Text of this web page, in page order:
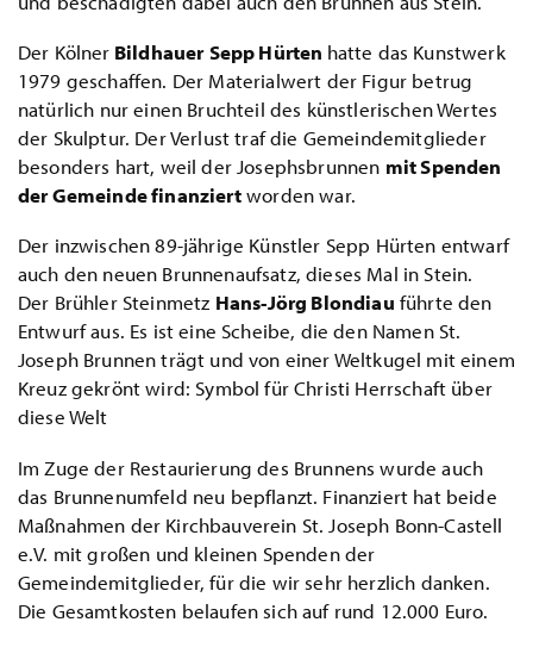
Der Kölner Bildhauer Sepp Hürten hatte das Kunstwerk
1979 geschaffen. Der Materialwert der Figur betrug
natürlich nur einen Bruchteil des künstlerischen Wertes
der Skulptur. Der Verlust traf die Gemeindemitglieder
besonders hart, weil der Josephsbrunnen mit Spenden
der Gemeinde finanziertworden war.
Der inzwischen 89-jährige Künstler Sepp Hürten entwarf
auch den neuen Brunnenaufsatz, dieses Mal in Stein.
Der Brühler Steinmetz Hans-Jörg Blondiau führte den
Entwurf aus. Es ist eine Scheibe, die den Namen St.
Joseph Brunnen trägt und von einer Weltkugel mit einem
Kreuz gekrönt wird: Symbol für Christi Herrschaft über
diese Welt
Im Zuge der Restaurierung des Brunnens wurde auch
das Brunnenumfeld neu bepflanzt. Finanziert hat beide
Maßnahmen der Kirchbauverein St. Joseph Bonn-Castell
e.V. mit großen und kleinen Spenden der
Gemeindemitglieder, für die wir sehr herzlich danken.
Die Gesamtkosten belaufen sich auf rund 12.000 Euro.